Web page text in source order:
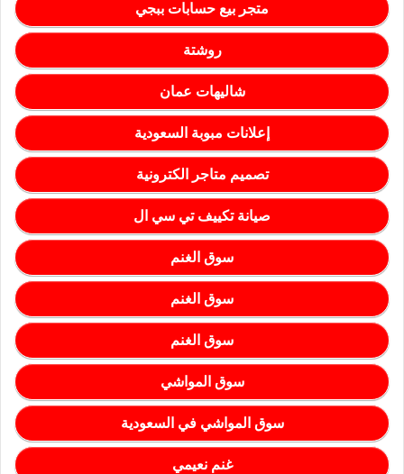
متجر بيع حسابات ببجي
روشتة
شاليهات عمان
إعلانات مبوبة السعودية
تصميم متاجر الكترونية
صيانة تكييف تي سي ال
سوق الغنم
سوق الغنم
سوق الغنم
سوق المواشي
سوق المواشي في السعودية
غنم نعيمي